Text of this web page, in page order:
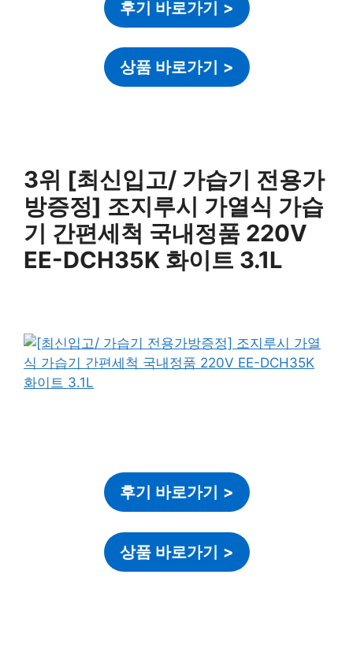
후기 바로가기 >
상품 바로가기 >
3위 [최신입고/ 가습기 전용가
방증정] 조지루시 가열식 가습
기 간편세척 국내정품 220V
EE-DCH35K 화이트 3.1L
후기 바로가기 >
상품 바로가기 >